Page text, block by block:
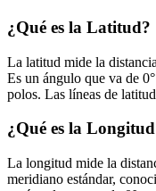
¿Qué es la Latitud?
La latitud mide la
Es un ángulo que va de
polos. Las líneas de
¿Qué es la
La longitud mide la
meridiano estándar,